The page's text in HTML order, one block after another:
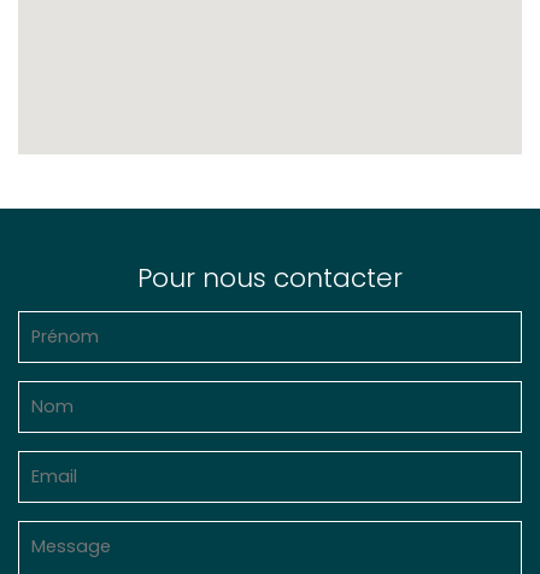
Pour nous contacter